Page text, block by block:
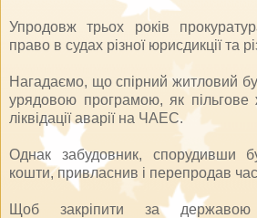
Упродовж трьох років
право в судах різної юрисдикції та
Нагадаємо, що спірний житловий
урядовою програмою, як пільгове
ліквідації аварії на ЧАЕС.
Однак забудовник, спорудивши
кошти, привласнив і перепродав
Щоб закріпити за державою